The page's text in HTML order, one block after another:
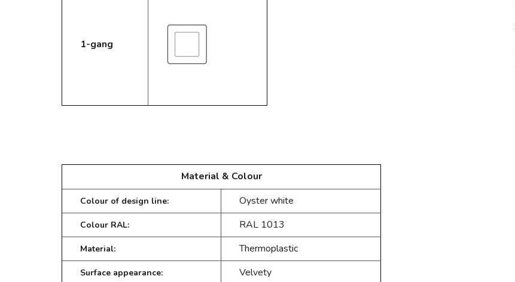
1-gang
Material & Colour
Colour of design line: Oysterwhite
Colour RAL: RAL 1013
Material: Thermoplastic
Surface appearance: Velvety